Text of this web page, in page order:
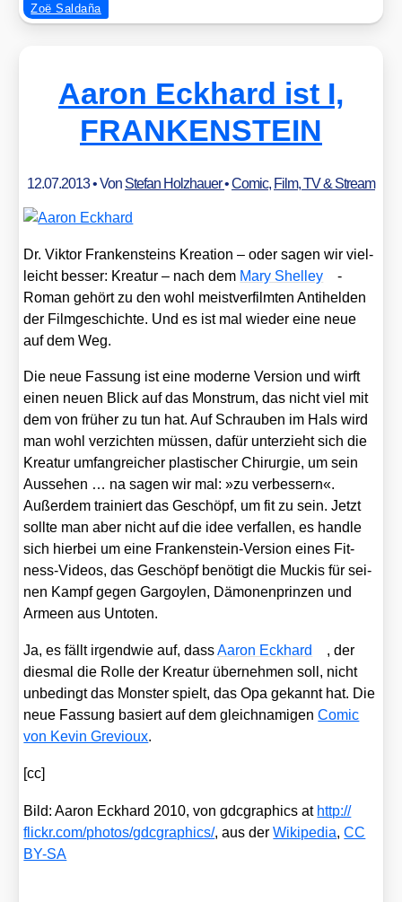
Zoë Saldaña
Aaron Eckhard ist I,
FRANKENSTEIN
12.07.2013• Von Stefan Holzhauer•Comic, Film, TV & Stream
Dr. Vik­tor Fran­ken­steins Krea­ti­on – oder sagen wir viel­
leicht bes­ser: Krea­tur – nach dem Mary Shel­ley
-
Roman gehört zu den wohl meist­ver­film­ten Anti­hel­den
der Film­ge­schich­te. Und es ist mal wie­der eine neue
auf dem Weg.
Die neue Fas­sung ist eine moder­ne Ver­si­on und wirft
einen neu­en Blick auf das Mons­trum, das nicht viel mit
dem von frü­her zu tun hat. Auf Schrau­ben im Hals wird
man wohl ver­zich­ten müs­sen, dafür unter­zieht sich die
Krea­tur umfang­rei­cher plas­ti­scher Chir­ur­gie, um sein
Aus­se­hen … na sagen wir mal: »zu ver­bes­sern«.
Außer­dem trai­niert das Geschöpf, um fit zu sein. Jetzt
soll­te man aber nicht auf die idee ver­fal­len, es hand­le
sich hier­bei um eine Fran­ken­stein-Ver­si­on eines Fit­
ness-Vide­os, das Geschöpf benö­tigt die Muckis für sei­
nen Kampf gegen Gar­go­y­len, Dämo­nen­prin­zen und
Armeen aus Unto­ten.
Ja, es fällt irgend­wie auf, dassAaron Eck­hard
, der
dies­mal die Rol­le der Krea­tur über­neh­men soll, nicht
unbe­dingt das Mons­ter spielt, das Opa gekannt hat. Die
neue Fas­sung basiert auf dem gleich­na­mi­genComic
von Kevin Gre­vioux.
[cc]
Bild: Aaron Eck­hard 2010, von gdc­gra­phics at http://​
flickr​.com/​p​h​o​t​o​s​/​g​d​c​g​r​a​p​h​i​cs/, aus derWiki­pe­dia,CC
BY-SA